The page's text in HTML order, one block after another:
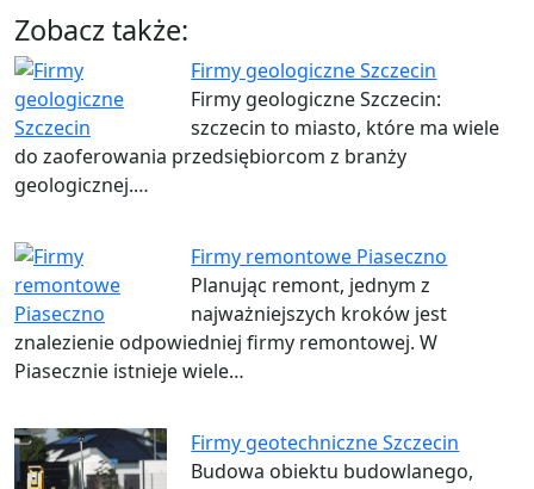
Zobacz także:
Firmy geologiczne Szczecin
Firmy geologiczne Szczecin:
szczecin to miasto, które ma wiele
do zaoferowania przedsiębiorcom z branży
geologicznej.…
Firmy remontowe Piaseczno
Planując remont, jednym z
najważniejszych kroków jest
znalezienie odpowiedniej firmy remontowej. W
Piasecznie istnieje wiele…
Firmy geotechniczne Szczecin
Budowa obiektu budowlanego,